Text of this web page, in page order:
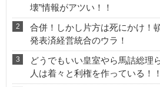
壊”情報がアツい！！
合併！しかし片方は死にかけ！
発表済経営統合のウラ！
どうでもいい皇室やら馬詰総理
人は着々と利権を作っている！！